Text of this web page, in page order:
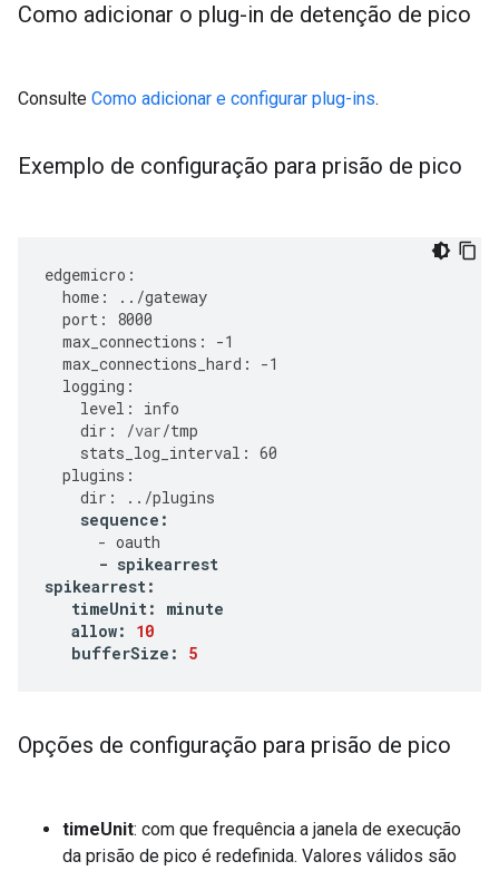
Como adicionar o plug-in de detenção de pico
Consulte Como adicionar e configurar plug-ins.
Exemplo de configuração para prisão de pico
edgemicro :
home : ../gateway
port :
8000
max_connections : -1
max_connections_hard : -1
logging :
level :
info
dir : /var/tmp
stats_log_interval : 60
plugins :
dir : ../plugins
sequence :
- oauth
- spikearrest
spikearrest:
timeUnit:
minute
allow:
10
bufferSize : 5
Opções de configuração para prisão de pico
timeUnit: com que frequência a janela de execução
da prisão de pico é redefinida. Valores válidos são